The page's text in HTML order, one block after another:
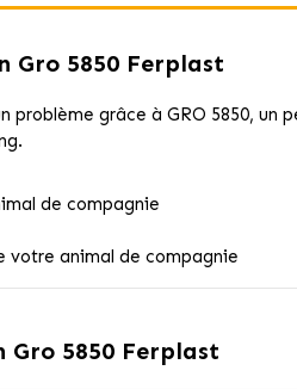
Gro 5850 Ferplast
problème grâce à GRO 5850,
de compagnie
votre animal de compagnie
Gro 5850 Ferplast